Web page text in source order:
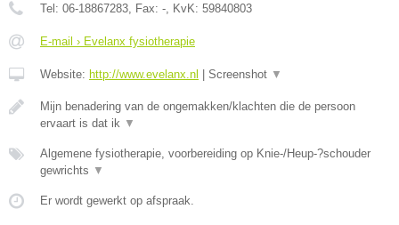
Tel: 06-18867283 , Fax: - , KvK: 59840803
E-mail › Evelanx fysiotherapie
Website: http://www.evelanx.nl Screenshot ▼
Mijn benadering van de ongemakken/klachten die de persoon
ervaart is dat ik ▼
Algemene fysiotherapie, voorbereiding op Knie-/Heup-?schouder
gewrichts ▼
Er wordt gewerkt op afspraak.